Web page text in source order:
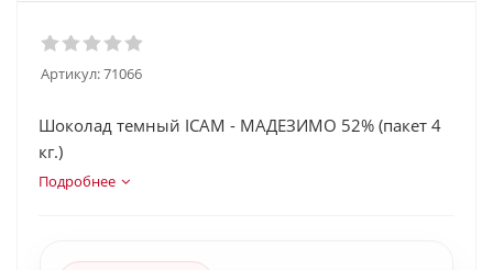
Артикул:71066
Шоколад темный ICAM - МАДЕЗИМО 52% (пакет 4
кг.)
Подробнее